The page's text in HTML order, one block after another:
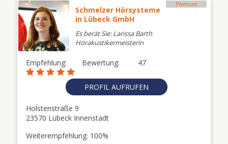
Premium
Schmelzer Hörsysteme
in Lübeck GmbH
Es berät Sie: Larissa Barth
Hörakustikermeisterin
Empfehlung: 47
Bewertung:
PROFIL AUFRUFEN
Holstenstraße 9
23570 Lübeck Innenstadt
Weiterempfehlung: 100%